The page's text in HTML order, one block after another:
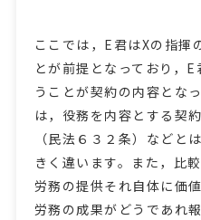
ここでは，E君はXの指揮
とが前提となっており，
うことが契約の内容とな
は，役務を内容とする契
（民法６３２条）などと
きく違います。また，比
労務の提供それ自体に価
労務の成果がどうであれ